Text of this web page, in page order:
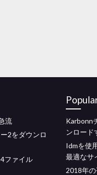
流
2をダウンロ
ファイル
Karbonn
ンロード
Idmを使
最適なサ
2018年